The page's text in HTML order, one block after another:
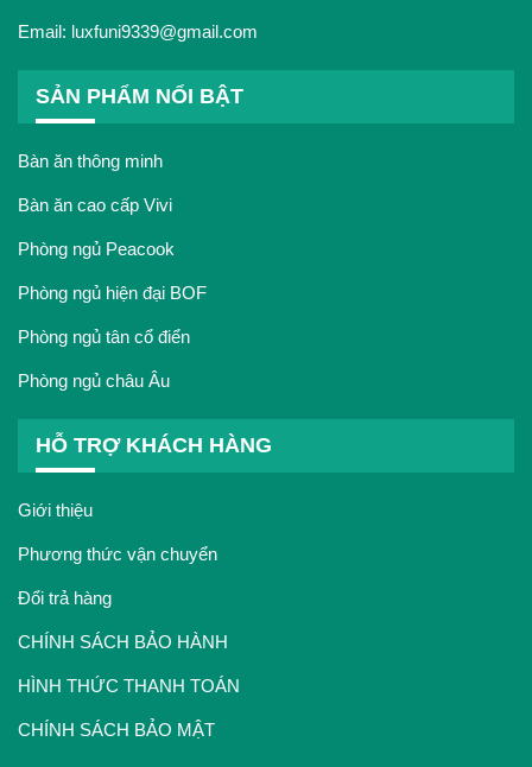
Email: luxfuni9339@gmail.com
SẢN PHẨM NỔI BẬT
Bàn ăn thông minh
Bàn ăn cao cấp Vivi
Phòng ngủ Peacook
Phòng ngủ hiện đại BOF
Phòng ngủ tân cổ điển
Phòng ngủ châu Âu
HỖ TRỢ KHÁCH HÀNG
Giới thiệu
Phương thức vận chuyển
Đổi trả hàng
CHÍNH SÁCH BẢO HÀNH
HÌNH THỨC THANH TOÁN
CHÍNH SÁCH BẢO MẬT